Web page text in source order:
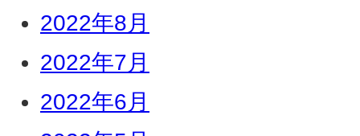
2022年8月
2022年7月
2022年6月